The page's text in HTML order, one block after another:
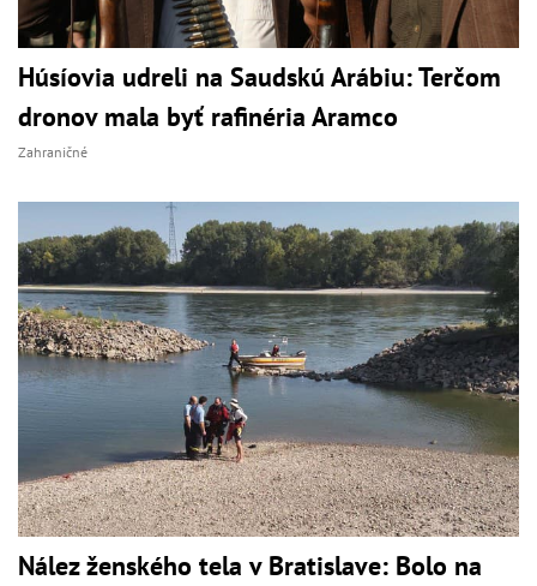
Húsíovia udreli na Saudskú Arábiu: Terčom
dronov mala byť rafinéria Aramco
Zahraničné
Nález ženského tela v Bratislave: Bolo na